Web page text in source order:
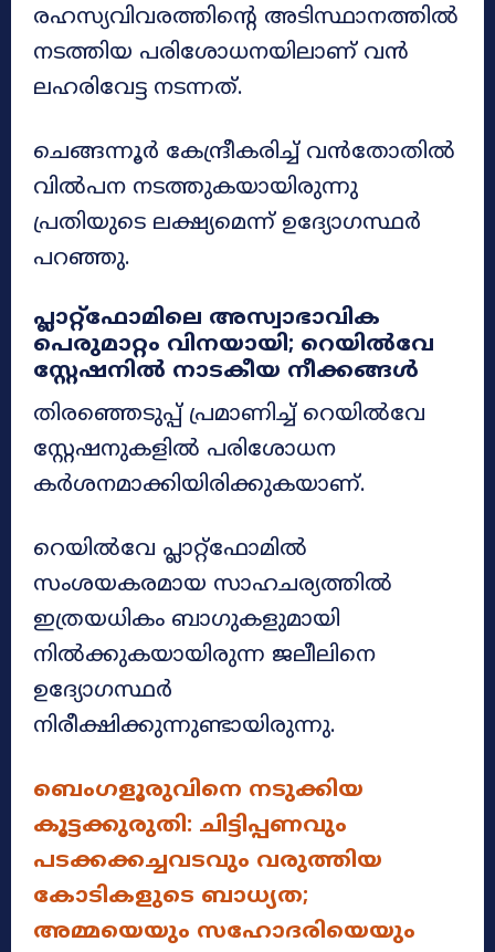
രഹസ്യവിവരത്തിന്റെ അടിസ്ഥാനത്തിൽ
നടത്തിയ പരിശോധനയിലാണ് വൻ
ലഹരിവേട്ട നടന്നത്.
ചെങ്ങന്നൂർ കേന്ദ്രീകരിച്ച് വൻതോതിൽ
വിൽപന നടത്തുകയായിരുന്നു
പ്രതിയുടെ ലക്ഷ്യമെന്ന് ഉദ്യോഗസ്ഥർ
പറഞ്ഞു.
പ്ലാറ്റ്‌ഫോമിലെ അസ്വാഭാവിക
പെരുമാറ്റം വിനയായി; റെയിൽവേ
സ്റ്റേഷനിൽ നാടകീയ നീക്കങ്ങൾ
തിരഞ്ഞെടുപ്പ് പ്രമാണിച്ച് റെയിൽവേ
സ്റ്റേഷനുകളിൽ പരിശോധന
കർശനമാക്കിയിരിക്കുകയാണ്.
റെയിൽവേ പ്ലാറ്റ്‌ഫോമിൽ
സംശയകരമായ സാഹചര്യത്തിൽ
ഇത്രയധികം ബാഗുകളുമായി
നിൽക്കുകയായിരുന്ന ജലീലിനെ
ഉദ്യോഗസ്ഥർ
നിരീക്ഷിക്കുന്നുണ്ടായിരുന്നു.
ബെംഗളൂരുവിനെ നടുക്കിയ
കൂട്ടക്കുരുതി: ചിട്ടിപ്പണവും
പടക്കക്കച്ചവടവും വരുത്തിയ
കോടികളുടെ ബാധ്യത;
അമ്മയെയും സഹോദരിയെയും